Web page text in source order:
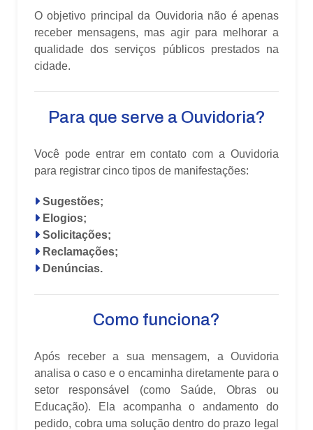
O objetivo principal da Ouvidoria não é apenas
receber mensagens, mas agir para melhorar a
qualidade dos serviços públicos prestados na
cidade.
Para que serve a Ouvidoria?
Você pode entrar em contato com a Ouvidoria
para registrar cinco tipos de manifestações:
Sugestões;
Elogios;
Solicitações;
Reclamações;
Denúncias.
Como funciona?
Após receber a sua mensagem, a Ouvidoria
analisa o caso e o encaminha diretamente para o
setor responsável (como Saúde, Obras ou
Educação). Ela acompanha o andamento do
pedido, cobra uma solução dentro do prazo legal